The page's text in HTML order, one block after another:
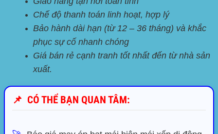
Chế độ thanh toán linh hoạt, hợp lý
Bảo hành dài hạn (từ 12 – 36 tháng) và khắc
phục sự cố nhanh chóng
Giá bán rẻ cạnh tranh tốt nhất đến từ nhà sản
xuất.
📌 CÓ THỂ BẠN QUAN TÂM: